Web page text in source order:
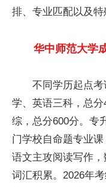
排、专业匹配以及特
华中师范大学
不同学历起点
学、英语三科，总
综，总分600分。专
门学校自命题专业课
语文主攻阅读写作
词汇积累。2026年